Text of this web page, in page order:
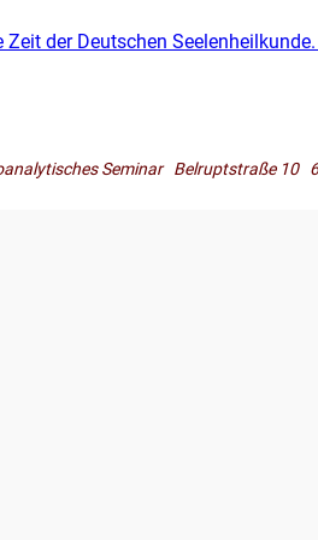
der Deutschen
Seminar Belruptstraße 10